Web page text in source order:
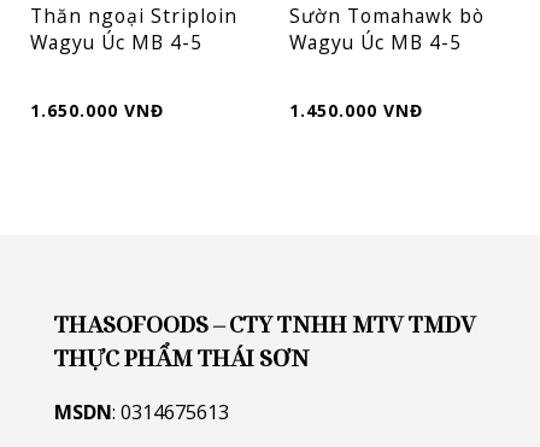
Thăn ngoại Striploin
Wagyu Úc MB 4-5
1.650.000 VNĐ
Sườn Tomahawk bò
Wagyu Úc MB 4-5
1.450.000 VNĐ
THASOFOODS – CTY TNHH MTV TMDV
THỰC PHẨM THÁI SƠN
MSDN: 0314675613